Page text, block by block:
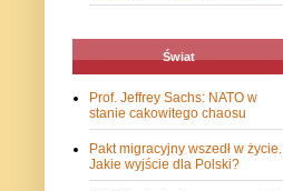
Świat
Prof. Jeffrey Sachs: NATO w
stanie cakowitego chaosu
Pakt migracyjny wszedł w życie.
Jakie wyjście dla Polski?